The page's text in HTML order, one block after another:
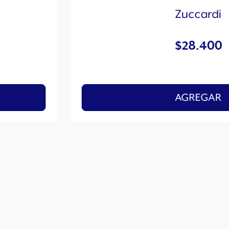
Zuccardi
$28.400
AGREGAR